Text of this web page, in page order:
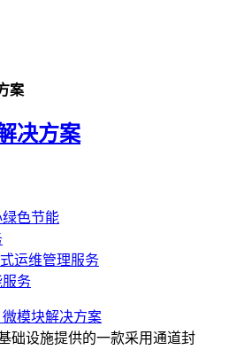
案
决方案
色节能
运维管理服务
务
微模块解决方案
础设施提供的一款采用通道封